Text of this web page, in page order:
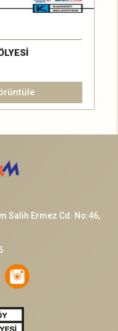
Salih Ermez Cd. No:46,